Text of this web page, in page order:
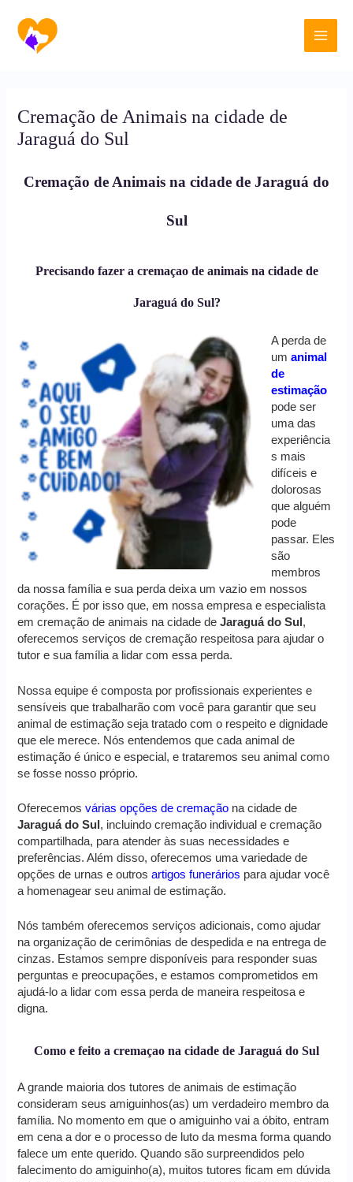
para
conteúdo
Main
Cremação de Animais na cidade de
Jaraguá do Sul
Cremação de Animais na cidade de Jaraguá do
Sul
Precisando fazer a cremaçao de animais na cidade de
Jaraguá do Sul?
A perda de
umanimal
de
estimação
pode ser
uma das
experiência
s mais
difíceis e
dolorosas
que alguém
pode
passar. Eles
são
membros
da nossa família e sua perda deixa um vazio em nossos
corações. É por isso que, em nossa empresa e especialista
em cremação de animais na cidade deJaraguá do Sul ,
oferecemos serviços de cremação respeitosa para ajudar o
tutor e sua família a lidar com essa perda.
Nossa equipe é composta por profissionais experientes e
sensíveis que trabalharão com você para garantir que seu
animal de estimação seja tratado com o respeito e dignidade
que ele merece. Nós entendemos que cada animal de
estimação é único e especial, e trataremos seu animal como
se fosse nosso próprio.
Oferecemosvárias opções de cremação na cidade de
Jaraguá do Sul , incluindo cremação individual e cremação
compartilhada, para atender às suas necessidades e
preferências. Além disso, oferecemos uma variedade de
opções de urnas e outrosartigos funerários para ajudar você
a homenagear seu animal de estimação.
Nós também oferecemos serviços adicionais, como ajudar
na organização de cerimônias de despedida e na entrega de
cinzas. Estamos sempre disponíveis para responder suas
perguntas e preocupações, e estamos comprometidos em
ajudá-lo a lidar com essa perda de maneira respeitosa e
digna.
Como e feito a cremaçao na cidade de Jaraguá do Sul
A grande maioria dos tutores de animais de estimação
consideram seus amiguinhos(as) um verdadeiro membro da
família. No momento em que o amiguinho vai a óbito, entram
em cena a dor e o processo de luto da mesma forma quando
falece um ente querido. Quando são surpreendidos pelo
falecimento do amiguinho(a), muitos tutores ficam em dúvida